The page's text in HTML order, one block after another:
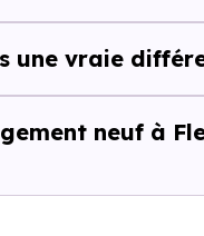
sur-
locales et
programmes
local est
une vraie
neuf à